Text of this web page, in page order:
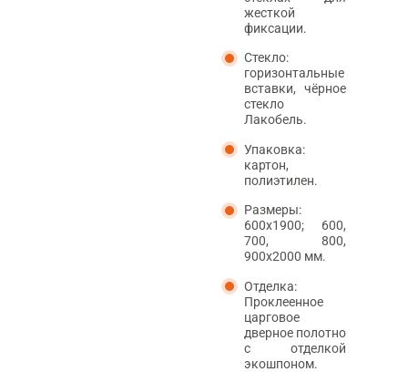
жесткой
фиксации.
Стекло:
горизонтальные
вставки, чёрное
стекло
Лакобель.
Упаковка:
картон,
полиэтилен.
Размеры:
600х1900; 600,
700, 800,
900х2000 мм.
Отделка:
Проклеенное
царговое
дверное полотно
с отделкой
экошпоном.